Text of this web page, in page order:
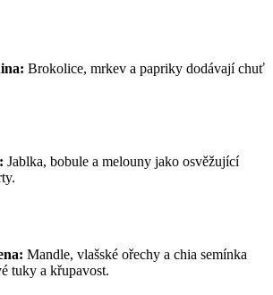
Brokolice, mrkev a papriky dodávají chuť
Jablka, bobule a melouny jako osvěžující
Mandle, vlašské ořechy a chia semínka
tuky a křupavost.